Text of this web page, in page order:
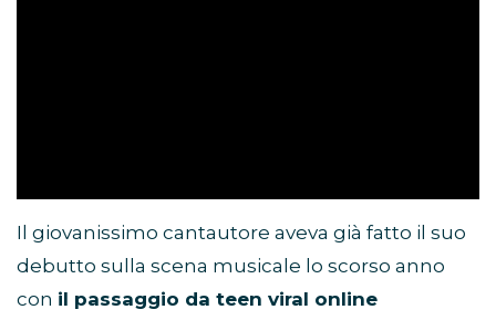
Il giovanissimo cantautore aveva già fatto il suo
debutto sulla scena musicale lo scorso anno
con il passaggio da teen viral online